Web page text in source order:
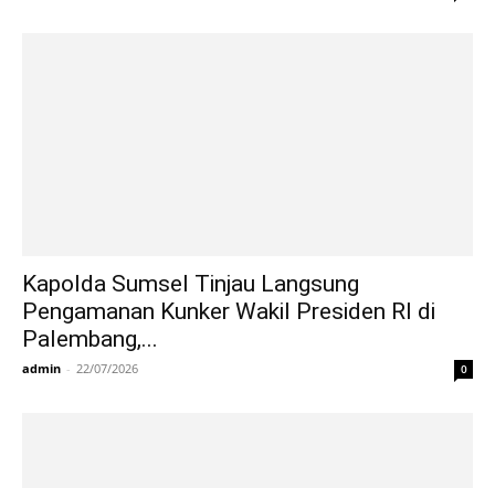
Kapolda Sumsel Tinjau Langsung
Pengamanan Kunker Wakil Presiden RI di
Palembang,...
admin - 22/07/2026 0